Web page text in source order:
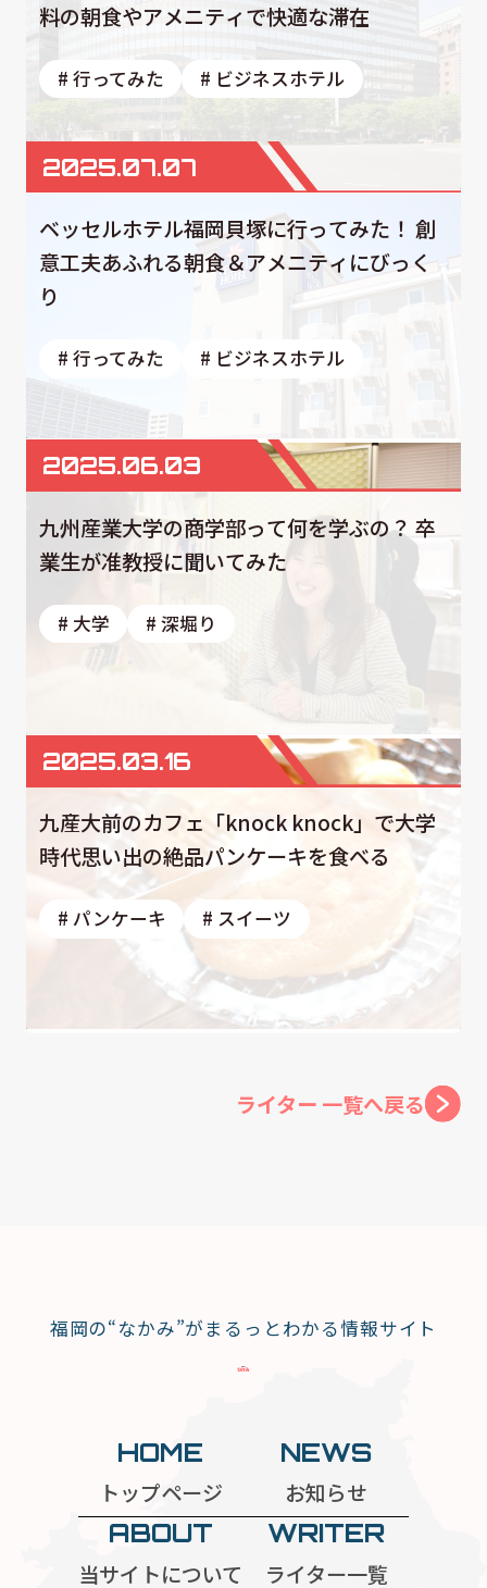
料の朝食やアメニティで快適な滞在
# 行ってみた # ビジネスホテル
2025.07.07
ベッセルホテル福岡貝塚に行ってみた！ 創
意工夫あふれる朝食＆アメニティにびっく
り
# 行ってみた # ビジネスホテル
2025.06.03
九州産業大学の商学部って何を学ぶの？ 卒
業生が准教授に聞いてみた
# 大学 # 深堀り
2025.03.16
九産大前のカフェ「knock knock」で大学
時代思い出の絶品パンケーキを食べる
# パンケーキ # スイーツ
ライター 一覧へ戻る
福岡の“なかみ”がまるっとわかる情報サイト
HOME
トップページ
NEWS
お知らせ
ABOUT
当サイトについて
WRITER
ライター一覧